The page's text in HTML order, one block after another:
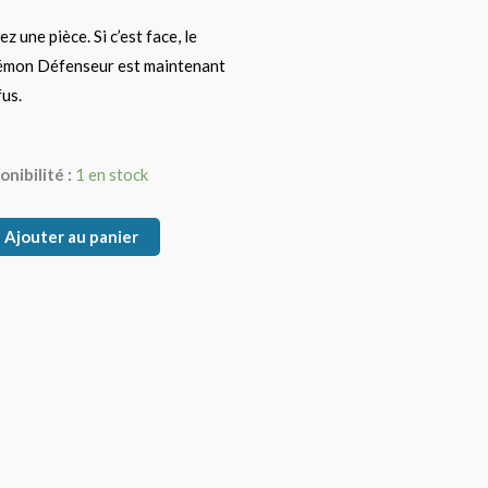
une pièce. Si c’est face, le
Défenseur est maintenant
: 1 en stock
Ajouter au panier